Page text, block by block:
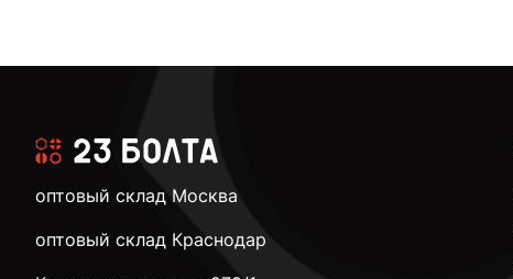
оптовый склад Москва
оптовый склад Краснодар